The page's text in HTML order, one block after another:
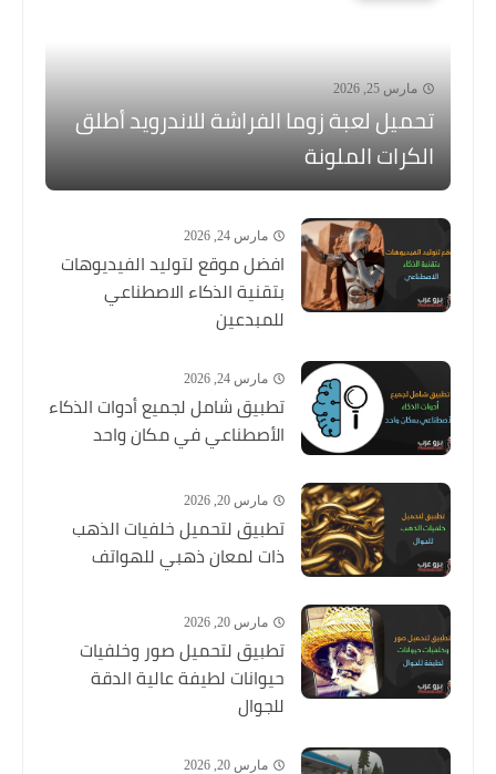
مارس 25, 2026
تحميل لعبة زوما الفراشة للاندرويد أطلق
الكرات الملونة
مارس 24, 2026
افضل موقع لتوليد الفيديوهات
بتقنية الذكاء الاصطناعي
للمبدعين
مارس 24, 2026
تطبيق شامل لجميع أدوات الذكاء
الأصطناعي في مكان واحد
مارس 20, 2026
تطبيق لتحميل خلفيات الذهب
ذات لمعان ذهبي للهواتف
مارس 20, 2026
تطبيق لتحميل صور وخلفيات
حيوانات لطيفة عالية الدقة
للجوال
مارس 20, 2026